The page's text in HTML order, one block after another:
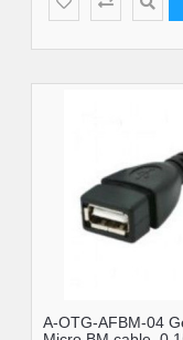
A-OTG-AFBM-04